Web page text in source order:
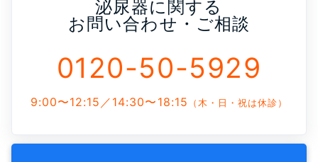
泌尿器に関する
お問い合わせ・ご相談
0120-50-5929
9:00〜12:15／14:30〜18:15 （木・日・祝は休診）